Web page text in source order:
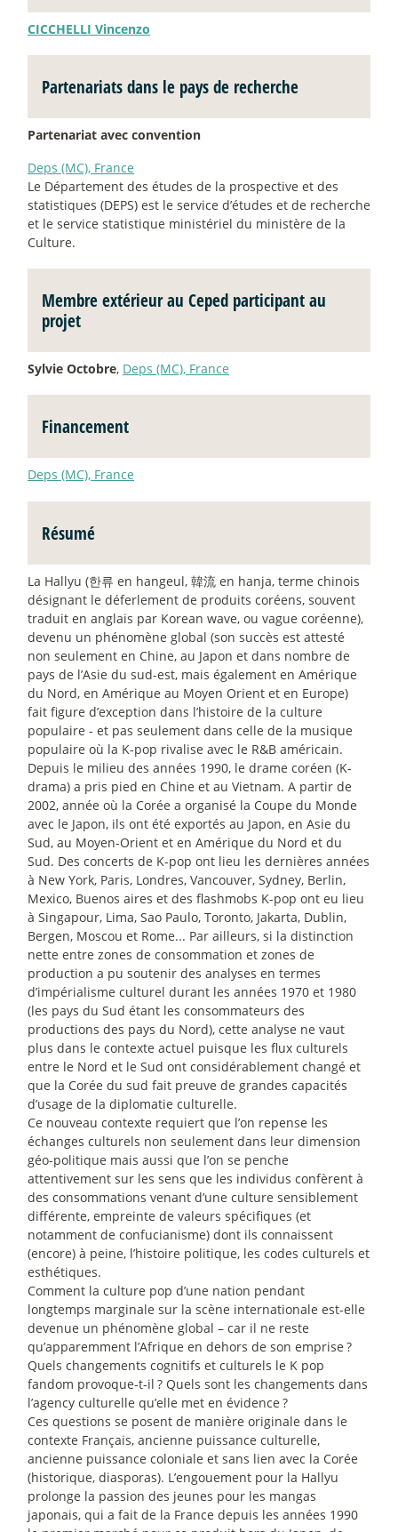
CICCHELLI Vincenzo
Partenariats dans le pays de recherche
Partenariat avec convention
Deps (MC), France
Le Département des études de la prospective et des
statistiques (DEPS) est le service d’études et de recherche
et le service statistique ministériel du ministère de la
Culture.
Membre extérieur au Ceped participant au
projet
Sylvie Octobre, Deps (MC), France
Financement
Deps (MC), France
Résumé
La Hallyu (한류 en hangeul, 韓流 en hanja, terme chinois
désignant le déferlement de produits coréens, souvent
traduit en anglais par Korean wave, ou vague coréenne),
devenu un phénomène global (son succès est attesté
non seulement en Chine, au Japon et dans nombre de
pays de l’Asie du sud-est, mais également en Amérique
du Nord, en Amérique au Moyen Orient et en Europe)
fait figure d’exception dans l’histoire de la culture
populaire - et pas seulement dans celle de la musique
populaire où la K-pop rivalise avec le R&B américain.
Depuis le milieu des années 1990, le drame coréen (K-
drama) a pris pied en Chine et au Vietnam. A partir de
2002, année où la Corée a organisé la Coupe du Monde
avec le Japon, ils ont été exportés au Japon, en Asie du
Sud, au Moyen-Orient et en Amérique du Nord et du
Sud. Des concerts de K-pop ont lieu les dernières années
à New York, Paris, Londres, Vancouver, Sydney, Berlin,
Mexico, Buenos aires et des flashmobs K-pop ont eu lieu
à Singapour, Lima, Sao Paulo, Toronto, Jakarta, Dublin,
Bergen, Moscou et Rome... Par ailleurs, si la distinction
nette entre zones de consommation et zones de
production a pu soutenir des analyses en termes
d’impérialisme culturel durant les années 1970 et 1980
(les pays du Sud étant les consommateurs des
productions des pays du Nord), cette analyse ne vaut
plus dans le contexte actuel puisque les flux culturels
entre le Nord et le Sud ont considérablement changé et
que la Corée du sud fait preuve de grandes capacités
d’usage de la diplomatie culturelle.
Ce nouveau contexte requiert que l’on repense les
échanges culturels non seulement dans leur dimension
géo-politique mais aussi que l’on se penche
attentivement sur les sens que les individus confèrent à
des consommations venant d’une culture sensiblement
différente, empreinte de valeurs spécifiques (et
notamment de confucianisme) dont ils connaissent
(encore) à peine, l’histoire politique, les codes culturels et
esthétiques.
Comment la culture pop d’une nation pendant
longtemps marginale sur la scène internationale est-elle
devenue un phénomène global – car il ne reste
qu’apparemment l’Afrique en dehors de son emprise ?
Quels changements cognitifs et culturels le K pop
fandom provoque-t-il ? Quels sont les changements dans
l’agency culturelle qu’elle met en évidence ?
Ces questions se posent de manière originale dans le
contexte Français, ancienne puissance culturelle,
ancienne puissance coloniale et sans lien avec la Corée
(historique, diasporas). L’engouement pour la Hallyu
prolonge la passion des jeunes pour les mangas
japonais, qui a fait de la France depuis les années 1990